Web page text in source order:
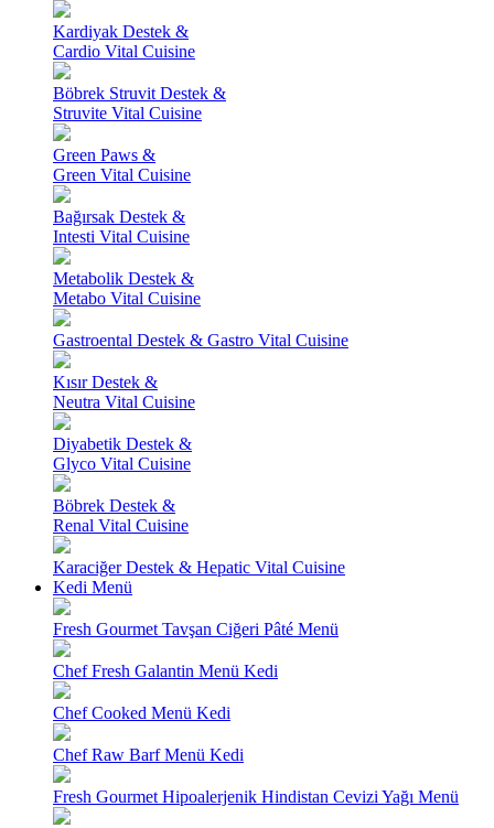
Kardiyak Destek &
Cardio Vital Cuisine
Böbrek Struvit Destek &
Struvite Vital Cuisine
Green Paws &
Green Vital Cuisine
Bağırsak Destek &
Intesti Vital Cuisine
Metabolik Destek &
Metabo Vital Cuisine
Gastroental Destek & Gastro Vital Cuisine
Kısır Destek &
Neutra Vital Cuisine
Diyabetik Destek &
Glyco Vital Cuisine
Böbrek Destek &
Renal Vital Cuisine
Karaciğer Destek & Hepatic Vital Cuisine
Kedi Menü
Fresh Gourmet Tavşan Ciğeri Pâté Menü
Chef Fresh Galantin Menü Kedi
Chef Cooked Menü Kedi
Chef Raw Barf Menü Kedi
Fresh Gourmet Hipoalerjenik Hindistan Cevizi Yağı Menü